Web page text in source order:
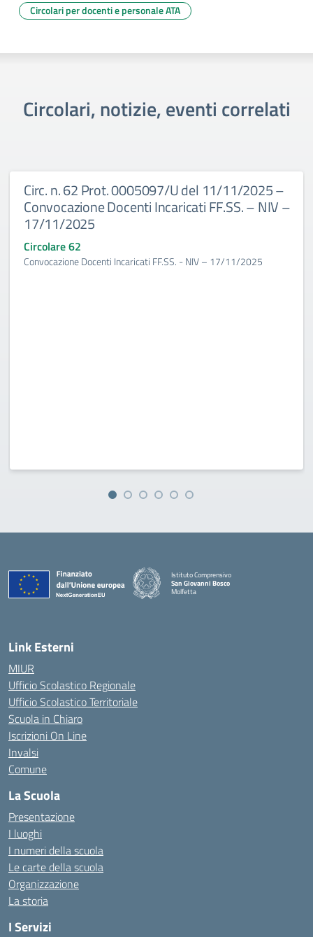
Circolari per docenti e personale ATA
Circolari, notizie, eventi correlati
Circ. n. 62 Prot. 0005097/U del 11/11/2025 –
Convocazione Docenti Incaricati FF.SS. – NIV –
17/11/2025
Circolare 62
Convocazione Docenti Incaricati FF.SS. - NIV – 17/11/2025
Istituto Comprensivo
San Giovanni Bosco
Molfetta
Link Esterni
MIUR
Ufficio Scolastico Regionale
Ufficio Scolastico Territoriale
Scuola in Chiaro
Iscrizioni On Line
Invalsi
Comune
La Scuola
Presentazione
I luoghi
I numeri della scuola
Le carte della scuola
Organizzazione
La storia
I Servizi